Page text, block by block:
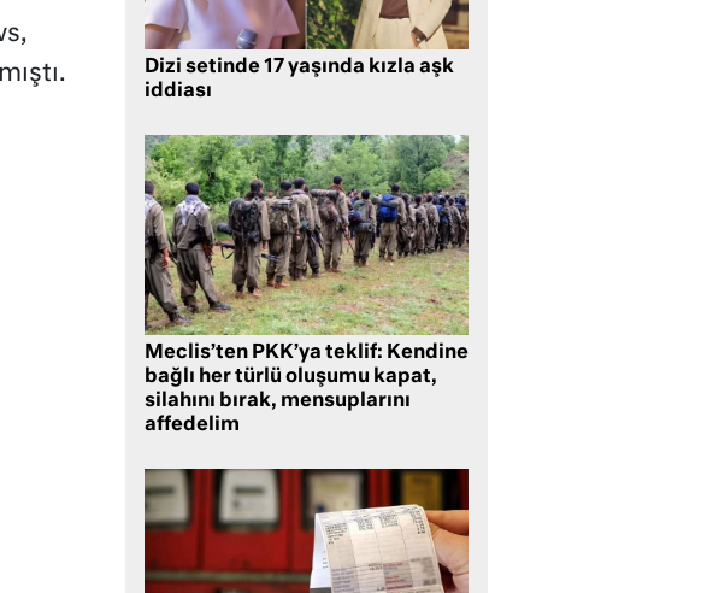
Dizi setinde 17 yaşında kızla aşk
iddiası
Meclis’ten PKK’ya teklif: Kendine
bağlı her türlü oluşumu kapat,
silahını bırak, mensuplarını
affedelim